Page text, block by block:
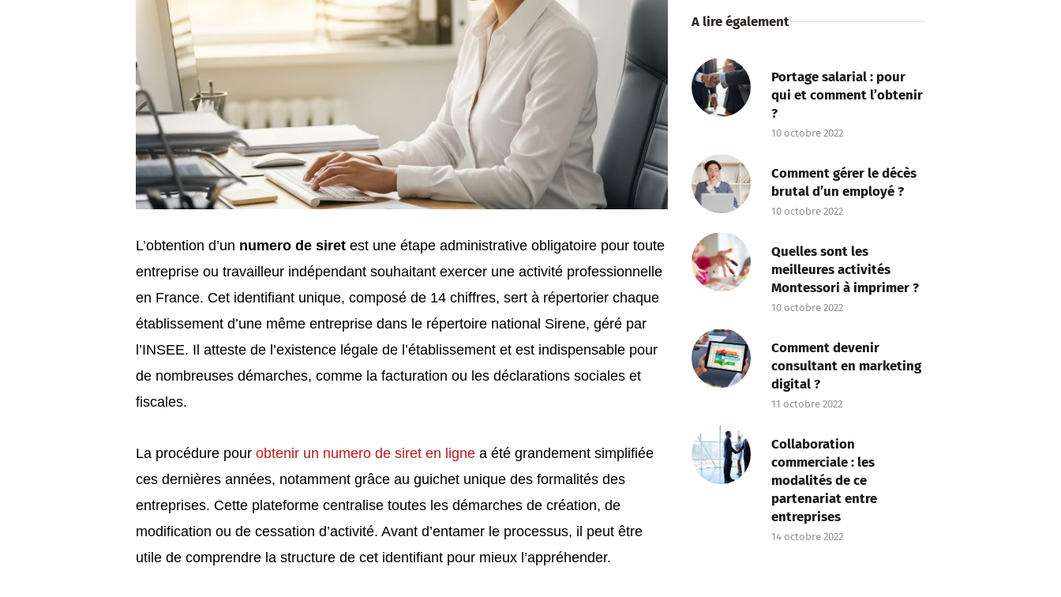
L’obtention d’un numero de siret est une étape administrative obligatoire pour toute
entreprise ou travailleur indépendant souhaitant exercer une activité professionnelle
en France. Cet identifiant unique, composé de 14 chiffres, sert à répertorier chaque
établissement d’une même entreprise dans le répertoire national Sirene, géré par
l’INSEE. Il atteste de l’existence légale de l’établissement et est indispensable pour
de nombreuses démarches, comme la facturation ou les déclarations sociales et
fiscales.
La procédure pourobtenir un numero de siret en ligne a été grandement simplifiée
ces dernières années, notamment grâce au guichet unique des formalités des
entreprises. Cette plateforme centralise toutes les démarches de création, de
modification ou de cessation d’activité. Avant d’entamer le processus, il peut être
utile de comprendre la structure de cet identifiant pour mieux l’appréhender.
A lire également
Portage salarial : pour
qui et comment l’obtenir
?
10 octobre 2022
Comment gérer le décès
brutal d’un employé ?
10 octobre 2022
Quelles sont les
meilleures activités
Montessori à imprimer ?
10 octobre 2022
Comment devenir
consultant en marketing
digital ?
11 octobre 2022
Collaboration
commerciale : les
modalités de ce
partenariat entre
entreprises
14 octobre 2022